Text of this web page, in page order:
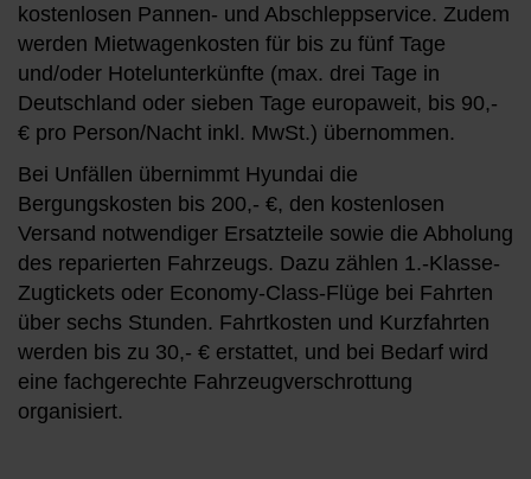
kostenlosen Pannen- und Abschleppservice. Zudem
werden Mietwagenkosten für bis zu fünf Tage
und/oder Hotelunterkünfte (max. drei Tage in
Deutschland oder sieben Tage europaweit, bis 90,-
€ pro Person/Nacht inkl. MwSt.) übernommen.
Bei Unfällen übernimmt Hyundai die
Bergungskosten bis 200,- €, den kostenlosen
Versand notwendiger Ersatzteile sowie die Abholung
des reparierten Fahrzeugs. Dazu zählen 1.-Klasse-
Zugtickets oder Economy-Class-Flüge bei Fahrten
über sechs Stunden. Fahrtkosten und Kurzfahrten
werden bis zu 30,- € erstattet, und bei Bedarf wird
eine fachgerechte Fahrzeugverschrottung
organisiert.